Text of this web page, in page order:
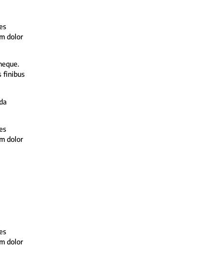
dolor
finibus
dolor
dolor